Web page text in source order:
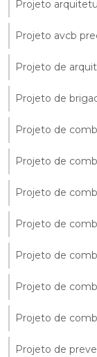
Projeto
Projeto avcb
Projeto de
Projeto de
Projeto de
Projeto de
Projeto de
Projeto de
Projeto de
Projeto de
Projeto de
Projeto de